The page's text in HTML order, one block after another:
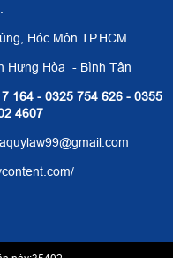
Hóc Môn TP.HCM
Hưng Hòa - Bình Tân
164 - 0325 754 626 - 0355
4607